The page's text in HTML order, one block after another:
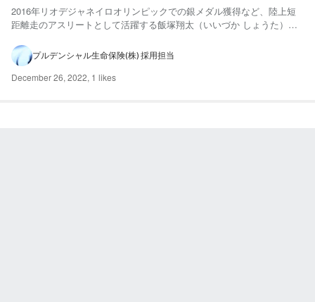
2016年リオデジャネイロオリンピックでの銀メダル獲得など、陸上短
距離走のアスリートとして活躍する飯塚翔太（いいづか しょうた）さ
で常に注目される存在です。今回は担当ライフプランナー・櫻井敏夫の
ナビゲートで、プルデンシャル生命のライフプランニングツー...
プルデンシャル生命保険(株) 採用担当
December 26, 2022, 1 likes